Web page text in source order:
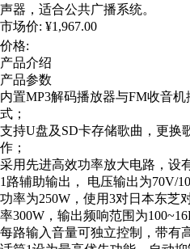
声器，适合公共广播系统。
市场价: ¥1,967.00
价格:
产品介绍
产品参数
内置MP3解码播放器与FM收音
式；
支持U盘及SD卡存储歌曲，更换
作；
采用先进高效功率放大电路，设
1路辅助输出， 电压输出为70V/
功率为250W，使用3对日本东芝
率300W，输出频响范围为
每路输入音量可独立控制，带有